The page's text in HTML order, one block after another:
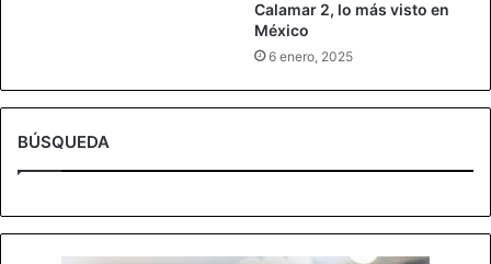
Calamar 2, lo más visto en
México
6 enero, 2025
BÚSQUEDA